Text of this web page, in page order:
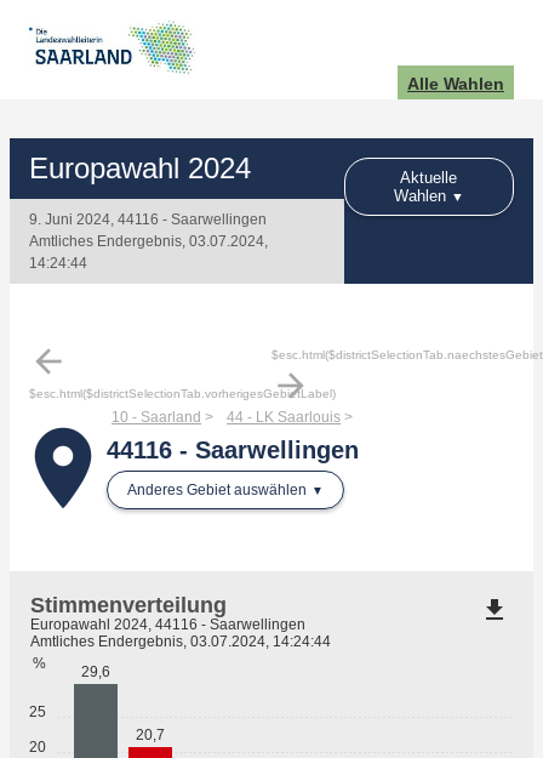
Alle Wahlen
Europawahl 2024
9. Juni 2024, 44116 - Saarwellingen
Amtliches Endergebnis, 03.07.2024,
14:24:44
Aktuelle
Wahlen
arrow_back
$esc.html($districtSelectionTab.vorherigesGebietLabel)
arrow_forward
place
10 - Saarland 44 - LK Saarlouis
44116 - Saarwellingen
Anderes Gebiet auswählen
20
25
%
29,6
20,7
Stimmenverteilung
Europawahl 2024, 44116 - Saarwellingen
Amtliches Endergebnis, 03.07.2024, 14:24:44
file_download